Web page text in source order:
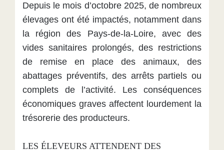
Depuis le mois d’octobre 2025, de nombreux
élevages ont été impactés, notamment dans
la région des Pays-de-la-Loire, avec des
vides sanitaires prolongés, des restrictions
de remise en place des animaux, des
abattages préventifs, des arrêts partiels ou
complets de l’activité. Les conséquences
économiques graves affectent lourdement la
trésorerie des producteurs.
LES ÉLEVEURS ATTENDENT DES